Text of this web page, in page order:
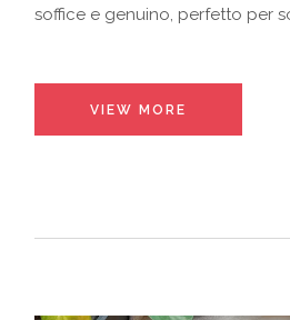
soffice e genuino, perfetto per
VIEW MORE